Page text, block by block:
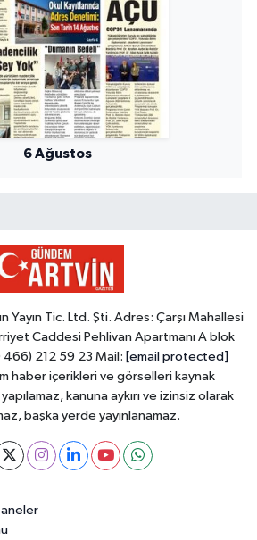
6 Ağustos
Yayın Tic. Ltd. Şti. Adres: Çarşı Mahallesi
Caddesi Pehlivan Apartmanı A blok
466) 212 59 23 Mail: [email protected]
haber içerikleri ve görselleri kaynak
kanuna aykırı ve izinsiz olarak
başka yerde yayınlanamaz.